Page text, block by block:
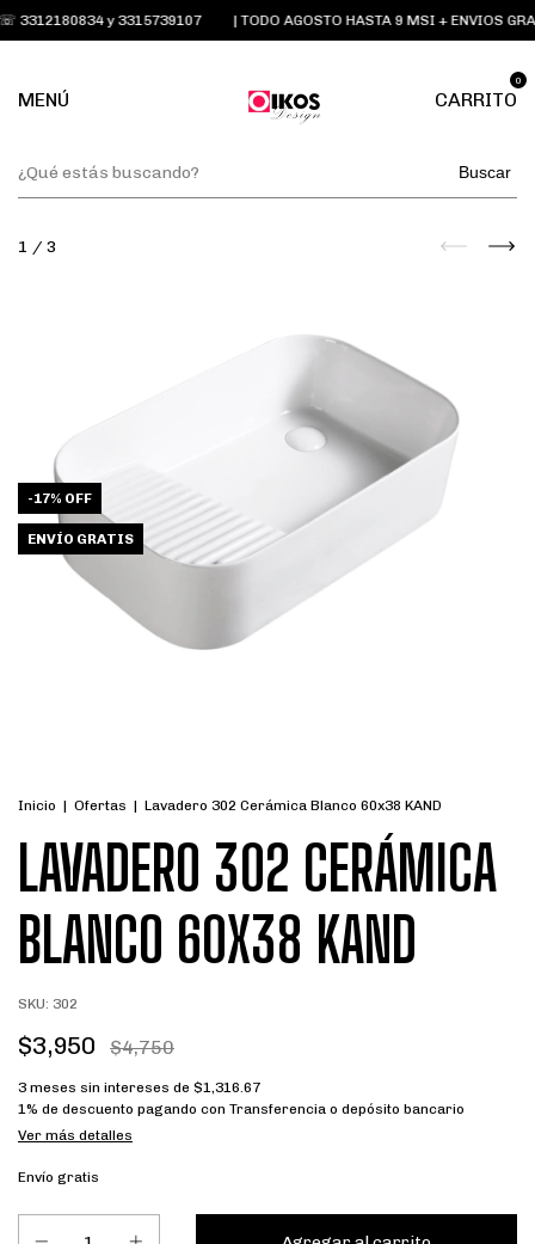
3312180834 y 3315739107 | TODO AGOSTO HASTA 9 MSI + ENVIOS
MENÚ CARRITO
0
Buscar
1 / 3
-17% OFF
ENVÍO GRATIS
Inicio | Ofertas | Lavadero 302 Cerámica Blanco 60x38 KAND
LAVADERO 302 CERÁMICA
BLANCO 60X38 KAND
SKU: 302
$3,950 $4,750
3 meses sin intereses de $1,316.67
1% de descuento pagando con Transferencia o depósito bancario
Ver más detalles
Envío gratis